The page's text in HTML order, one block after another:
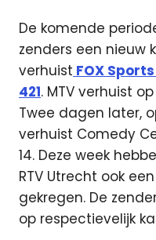
De komende
zenders een nieuw
verhuist FOX
421. MTV verhuist
Twee dagen later,
verhuist Comedy
14. Deze week
RTV Utrecht ook
gekregen. De
op respectievelijk